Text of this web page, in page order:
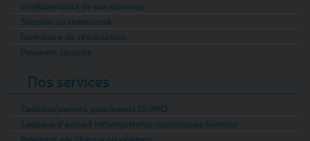
Confidentialité de vos données
Satisfait ou remboursé
Formulaire de rétractation
Paiement sécurisé
Nos services
Cadeaux/paniers gourmands CE/PRO
Cadeaux d’accueil hébergements touristiques bretons